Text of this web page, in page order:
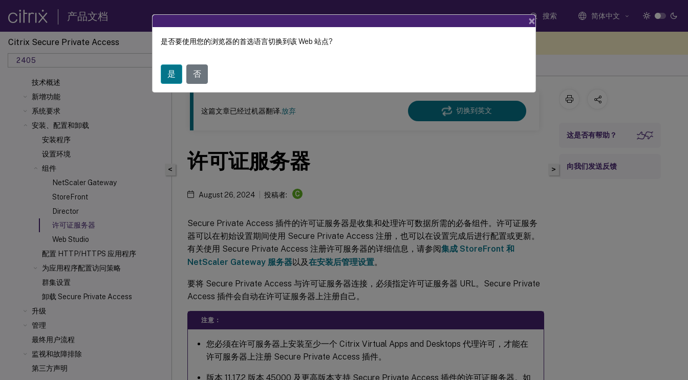
产品文档 搜索 简体中文
Citrix Secure Private Access
2405
技术概述
新增功能
系统要求
安装、配置和卸载
安装程序
设置环境
组件
NetScaler Gateway
StoreFront
Director
许可证服务器
Web Studio
配置 HTTP/HTTPS 应用程序
为应用程序配置访问策略
群集设置
卸载 Secure Private Access
升级
管理
最终用户流程
监视和故障排除
第三方声明
此内容已经过机器动态翻译。
<
这篇文章已经过机器翻译.放弃 切换到英文
许可证服务器
August 26, 2024 投稿者: C
Secure Private Access 插件的许可证服务器是收集和处理许可数据所需的必备组件。许可证服务
器可以在初始设置期间使用 Secure Private Access 注册，也可以在设置完成后进行配置或更新。
有关使用 Secure Private Access 注册许可服务器的详细信息，请参阅集成 StoreFront 和
NetScaler Gateway 服务器以及在安装后管理设置。
要将 Secure Private Access 与许可证服务器连接，必须指定许可证服务器 URL。Secure Private
Access 插件会自动在许可证服务器上注册自己。
注意：
您必须在许可服务器上安装至少一个 Citrix Virtual Apps and Desktops 代理许可，才能在
许可服务器上注册 Secure Private Access 插件。
版本 11.17.2 版本 45000 及更高版本支持 Secure Private Access 插件的许可证服务器。如
>
这是否有帮助？
向我们发送反馈
×
是否要使用您的浏览器的首选语言切换到该 Web 站点?
是 否